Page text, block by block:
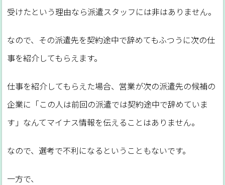
受けたという理由なら派遣スタッフには非はありません。
なので、その派遣先を契約途中で辞めてもふつうに次の仕
事を紹介してもらえます。
仕事を紹介してもらえた場合、営業が次の派遣先の候補の
企業に「この人は前回の派遣では契約途中で辞めていま
す」なんてマイナス情報を伝えることはありません。
なので、選考で不利になるということもないです。
一方で、